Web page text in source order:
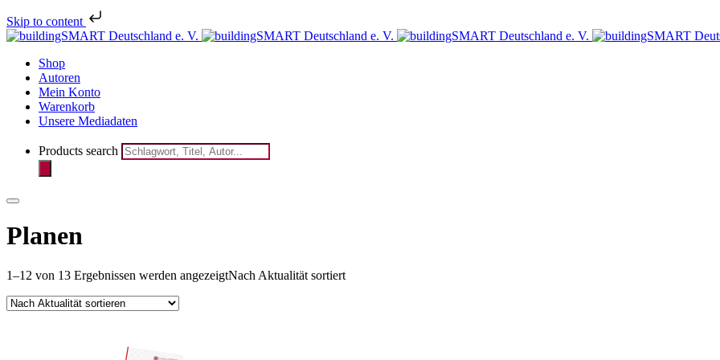
Skip to content
Shop
Autoren
Mein Konto
Warenkorb
Unsere Mediadaten
Products search
Planen
1–12 von 13 Ergebnissen werden angezeigtNach Aktualität sortiert
Melden Sie sich jetzt für den Newsletter des bSD Verlags an!